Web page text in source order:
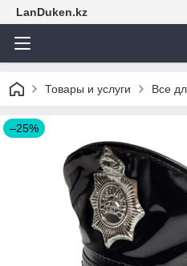
LanDuken.kz
Товары и услуги Все
–25%